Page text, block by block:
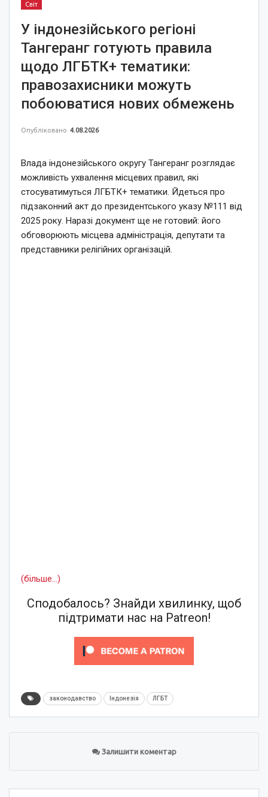
Світ
У індонезійського регіоні
Тангеранг готують правила
щодо ЛГБТК+ тематики:
правозахисники можуть
побоюватися нових обмежень
Опубліковано 4.08.2026
Влада індонезійського округу Тангеранг розглядає
можливість ухвалення місцевих правил, які
стосуватимуться ЛГБТК+ тематики. Йдеться про
підзаконний акт до президентського указу №111 від
2025 року. Наразі документ ще не готовий: його
обговорюють місцева адміністрація, депутати та
представники релігійних організацій.
(більше…)
Сподобалось? Знайди хвилинку, щоб
підтримати нас на Patreon!
законодавство Індонезія ЛГБТ
Залишити коментар